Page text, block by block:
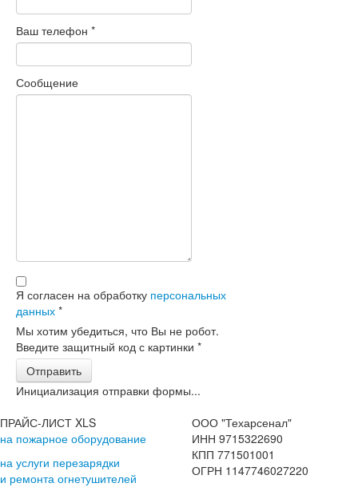
Ваш телефон *
Сообщение
Я согласен на обработку персональных
данных *
Мы хотим убедиться, что Вы не робот.
Введите защитный код с картинки *
Отправить
Инициализация отправки формы...
ПРАЙС-ЛИСТ XLS
на пожарное оборудование
на услуги перезарядки
и ремонта огнетушителей
ООО "Техарсенал"
ИНН 9715322690
КПП 771501001
ОГРН 1147746027220